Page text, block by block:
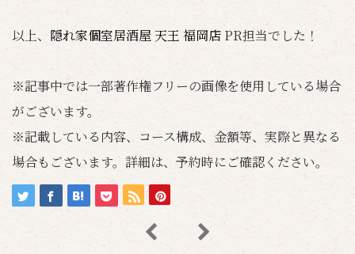
以上、 隠れ家個室居酒屋 天王 福岡店 PR担当でした！
※記事中では一部著作権フリーの画像を使用している場合
がございます。
※記載している内容、コース構成、金額等、実際と異なる
場合もございます。詳細は、予約時にご確認ください。